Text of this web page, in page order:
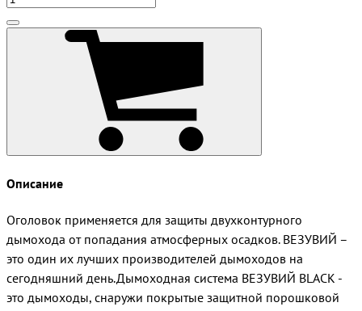
Описание
Оголовок применяется для защиты двухконтурного
дымохода от попадания атмосферных осадков. ВЕЗУВИЙ –
это один их лучших производителей дымоходов на
сегодняшний день.Дымоходная система ВЕЗУВИЙ BLACK -
это дымоходы, снаружи покрытые защитной порошковой